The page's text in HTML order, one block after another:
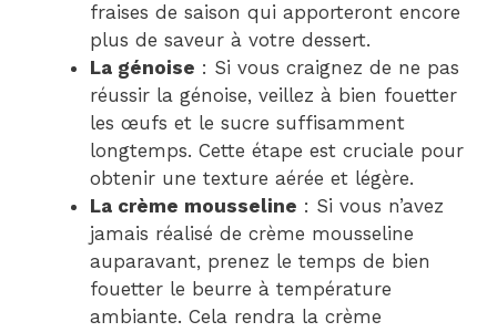
fraises de saison qui apporteront encore
plus de saveur à votre dessert.
La génoise : Si vous craignez de ne pas
réussir la génoise, veillez à bien fouetter
les œufs et le sucre suffisamment
longtemps. Cette étape est cruciale pour
obtenir une texture aérée et légère.
La crème mousseline : Si vous n’avez
jamais réalisé de crème mousseline
auparavant, prenez le temps de bien
fouetter le beurre à température
ambiante. Cela rendra la crème